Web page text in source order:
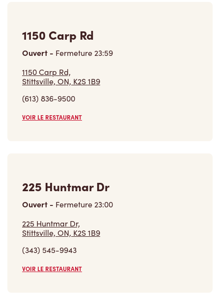
1150 Carp Rd
Ouvert - Fermeture23:59
1150 Carp Rd,
Stittsville, ON, K2S 1B9
(613) 836-9500
VOIR LE RESTAURANT
225 Huntmar Dr
Ouvert - Fermeture23:00
225 Huntmar Dr,
Stittsville, ON, K2S 1B9
(343) 545-9943
VOIR LE RESTAURANT